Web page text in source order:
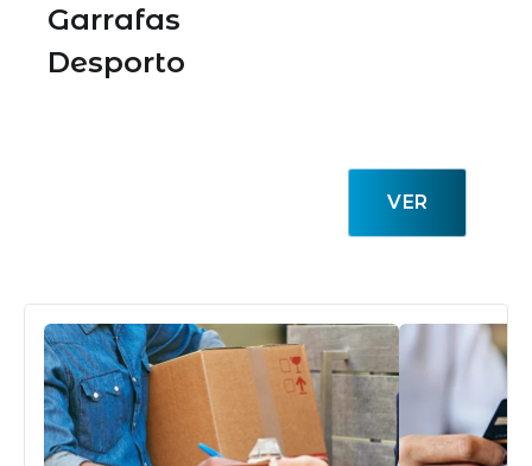
Garrafas
Desporto
VER